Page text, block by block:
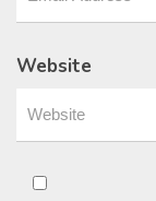
Website